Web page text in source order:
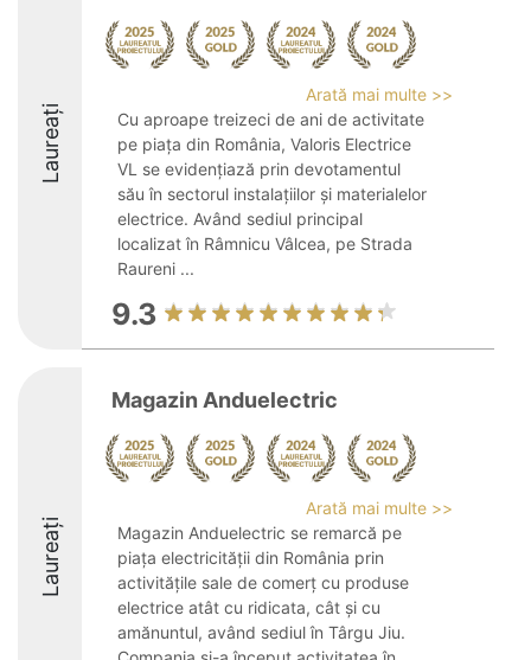
Laureați
Arată mai multe >>
Cu aproape treizeci de ani de activitate
pe piața din România, Valoris Electrice
VL se evidențiază prin devotamentul
său în sectorul instalațiilor și materialelor
electrice. Având sediul principal
localizat în Râmnicu Vâlcea, pe Strada
Raureni ...
9.3
Laureați
Magazin Anduelectric
Arată mai multe >>
Magazin Anduelectric se remarcă pe
piața electricității din România prin
activitățile sale de comerț cu produse
electrice atât cu ridicata, cât și cu
amănuntul, având sediul în Târgu Jiu.